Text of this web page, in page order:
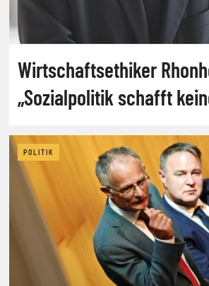
Wirtschaftsethiker
„Sozialpolitik schafft
POLITIK